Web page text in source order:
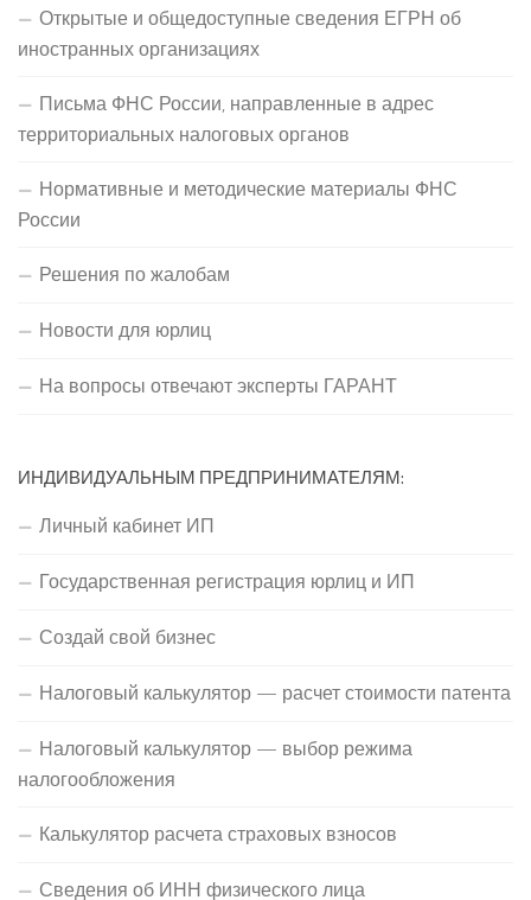
Открытые и общедоступные сведения ЕГРН об
иностранных организациях
Письма ФНС России, направленные в адрес
территориальных налоговых органов
Нормативные и методические материалы ФНС
России
Решения по жалобам
Новости для юрлиц
На вопросы отвечают эксперты ГАРАНТ
ИНДИВИДУАЛЬНЫМ ПРЕДПРИНИМАТЕЛЯМ:
Личный кабинет ИП
Государственная регистрация юрлиц и ИП
Создай свой бизнес
Налоговый калькулятор — расчет стоимости патента
Налоговый калькулятор — выбор режима
налогообложения
Калькулятор расчета страховых взносов
Сведения об ИНН физического лица